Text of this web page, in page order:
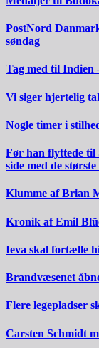
PostNord
søndag
Tag med til Indien
Vi siger hjertelig
Nogle timer i
Før han flyttede til
side med de
Klumme af Brian
Kronik af Emil
Ieva skal fortælle
Brandvæsenet
Flere legepladser
Carsten Schmidt